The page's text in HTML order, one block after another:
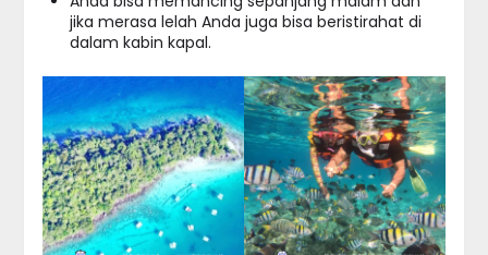
jika merasa lelah Anda juga bisa beristirahat di
dalam kabin kapal.